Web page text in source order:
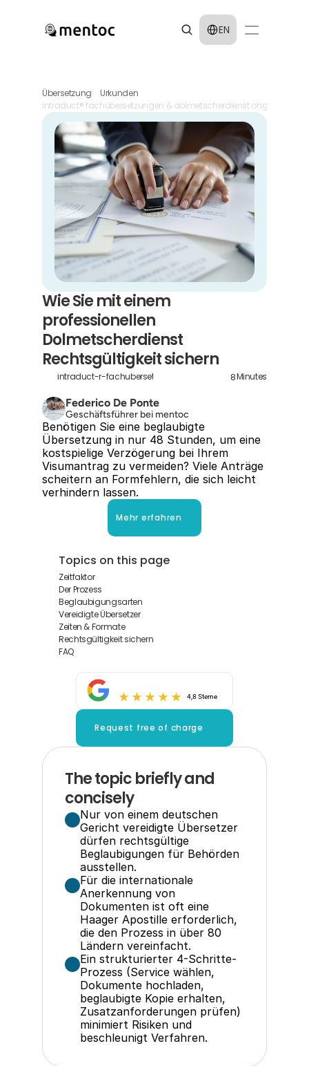
Select Language
EN
Übersetzung
Urkunden
intraduct® fachübersetzungen & dolmetscherdienst ohg
Wie Sie mit einem
professionellen
Dolmetscherdienst
Rechtsgültigkeit sichern
intraduct-r-fachubersetzungen-dolmetscherdienst-ohg
8Minutes
Federico De Ponte
Geschäftsführer bei mentoc
Benötigen Sie eine beglaubigte
Übersetzung in nur 48 Stunden, um eine
kostspielige Verzögerung bei Ihrem
Visumantrag zu vermeiden? Viele Anträge
scheitern an Formfehlern, die sich leicht
verhindern lassen.
Mehr erfahren
Topics on this page
Zeitfaktor
Der Prozess
Beglaubigungsarten
Vereidigte Übersetzer
Zeiten & Formate
Rechtsgültigkeit sichern
FAQ
4,8 Sterne
Request free of charge
The topic briefly and
concisely
Nur von einem deutschen
Gericht vereidigte Übersetzer
dürfen rechtsgültige
Beglaubigungen für Behörden
ausstellen.
Für die internationale
Anerkennung von
Dokumenten ist oft eine
Haager Apostille erforderlich,
die den Prozess in über 80
Ländern vereinfacht.
Ein strukturierter 4-Schritte-
Prozess (Service wählen,
Dokumente hochladen,
beglaubigte Kopie erhalten,
Zusatzanforderungen prüfen)
minimiert Risiken und
beschleunigt Verfahren.